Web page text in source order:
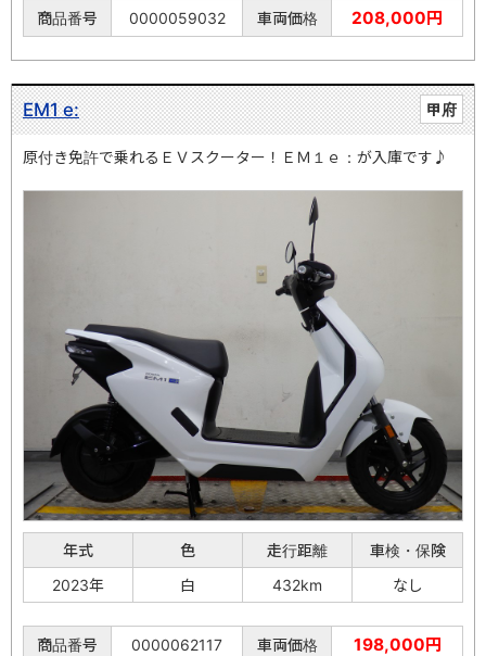
商品番号 0000059032 車両価格 208,000円
甲府
EM1 e:
原付き免許で乗れるＥＶスクーター！ＥＭ１ｅ：が入庫です♪
年式 色 走行距離
車検・保険
2023年
白 432km なし
商品番号 0000062117 車両価格 198,000円